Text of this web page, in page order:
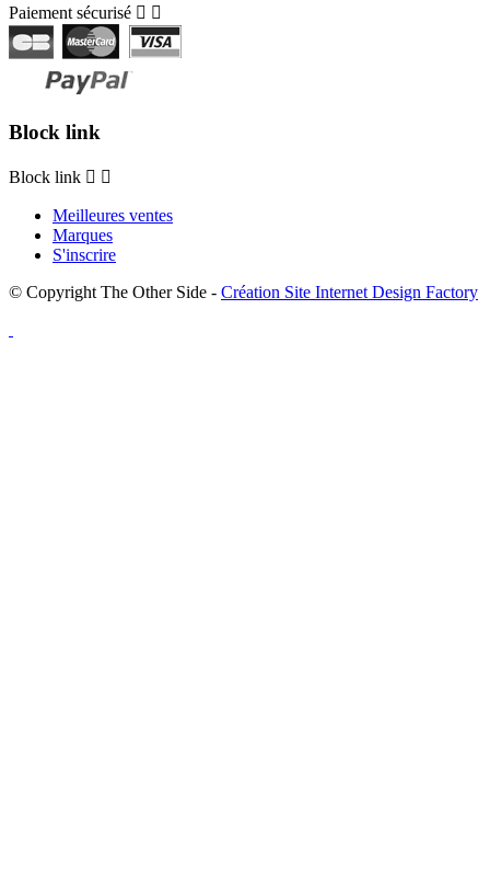
Paiement sécurisé  
Block link
Block link  
Meilleures ventes
Marques
S'inscrire
© Copyright The Other Side - Création Site Internet Design Factory